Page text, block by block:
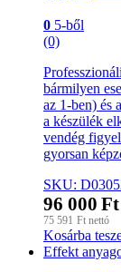
0 5-ből
(0)
bármilyen
az 1-ben) és
a készülék
vendég
gyorsan
SKU:
96 000 Ft
75 591 Ft nettó
Kosárba
Effekt